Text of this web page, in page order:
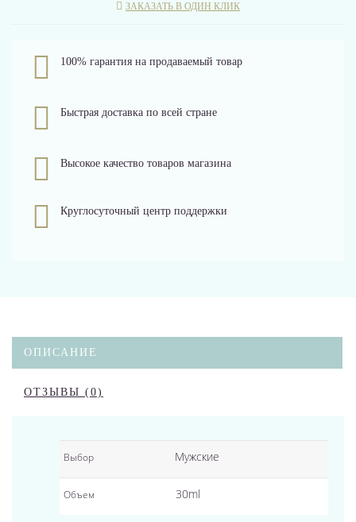
ЗАКАЗАТЬ В ОДИН КЛИК
100% гарантия на продаваемый товар
Быстрая доставка по всей стране
Высокое качество товаров магазина
Круглосуточный центр поддержки
ОПИСАНИЕ
ОТЗЫВЫ (0)
Выбор Мужские
Объем 30ml